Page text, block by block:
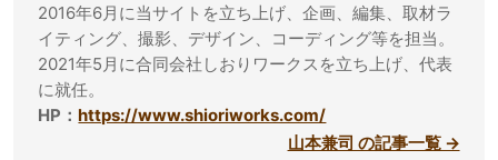
2016年6月に当サイトを立ち上げ、企画、編集、取材ラ
イティング、撮影、デザイン、コーディング等を担当。
2021年5月に合同会社しおりワークスを立ち上げ、代表
に就任。
HP：https://www.shioriworks.com/
山本兼司 の記事一覧 →